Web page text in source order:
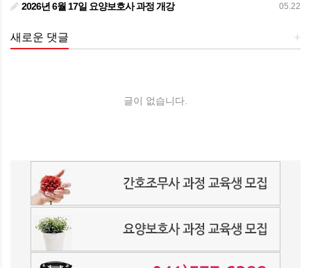
05.22
2026년 6월 17일 요양보호사 과정 개강
+
새로운 댓글
글이 없습니다.